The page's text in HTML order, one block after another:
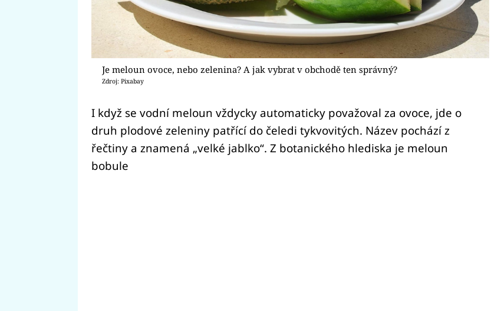
Je meloun ovoce, nebo zelenina? A jak vybrat v obchodě ten správný?
Zdroj: Pixabay
I když se vodní meloun vždycky automaticky považoval za ovoce, jde o
druh plodové zeleniny patřící do čeledi tykvovitých. Název pochází z
řečtiny a znamená „velké jablko“. Z botanického hlediska je meloun
bobule